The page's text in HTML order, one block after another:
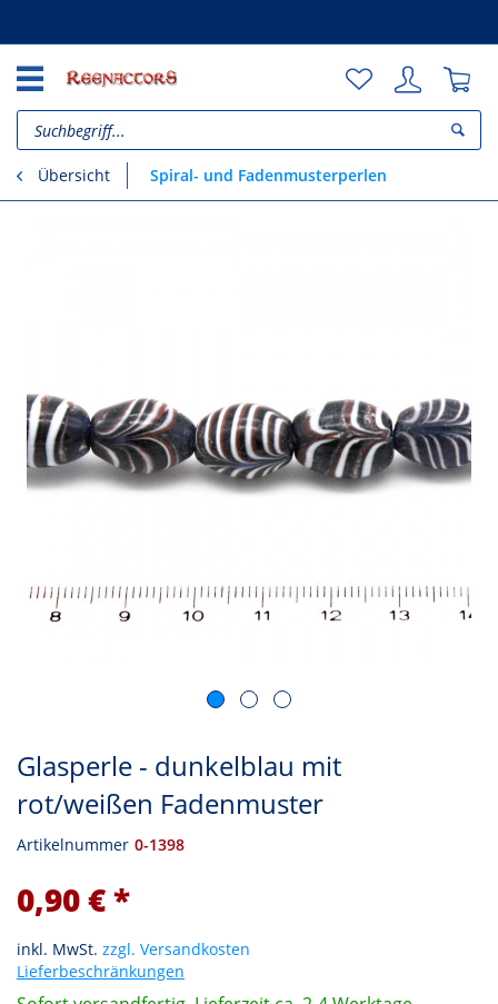
Übersicht Spiral- und Fadenmusterperlen
Glasperle - dunkelblau mit
rot/weißen Fadenmuster
Artikelnummer 0-1398
0,90 € *
inkl. MwSt. zzgl. Versandkosten
Lieferbeschränkungen